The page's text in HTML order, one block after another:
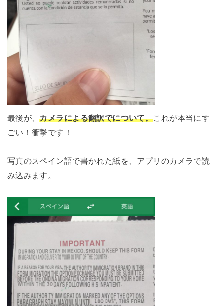
最後が、カメラによる翻訳でについて。これが本当にす
ごい！衝撃です！
写真のスペイン語で書かれた紙を、アプリのカメラで読
み込みます。